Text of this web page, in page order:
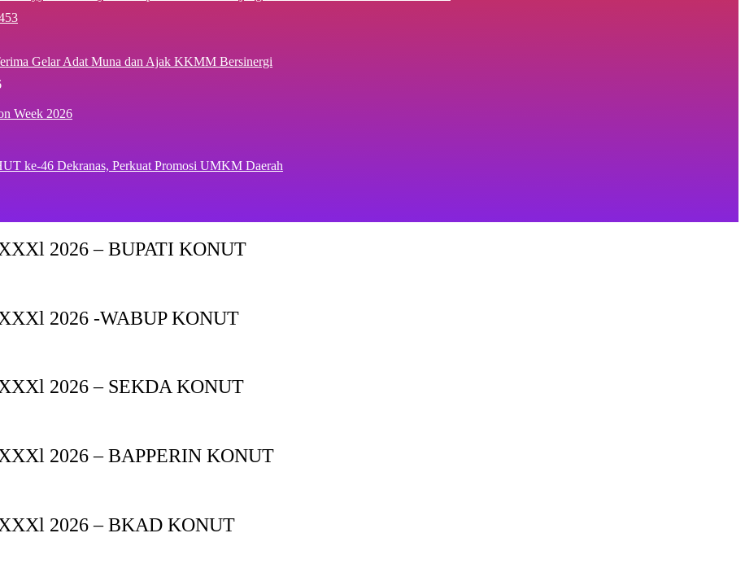
Gelar Adat Muna dan Ajak KKMM Bersinergi
Week 2026
ke-46 Dekranas, Perkuat Promosi UMKM Daerah
2026 – BUPATI KONUT
2026 -WABUP KONUT
2026 – SEKDA KONUT
2026 – BAPPERIN KONUT
2026 – BKAD KONUT